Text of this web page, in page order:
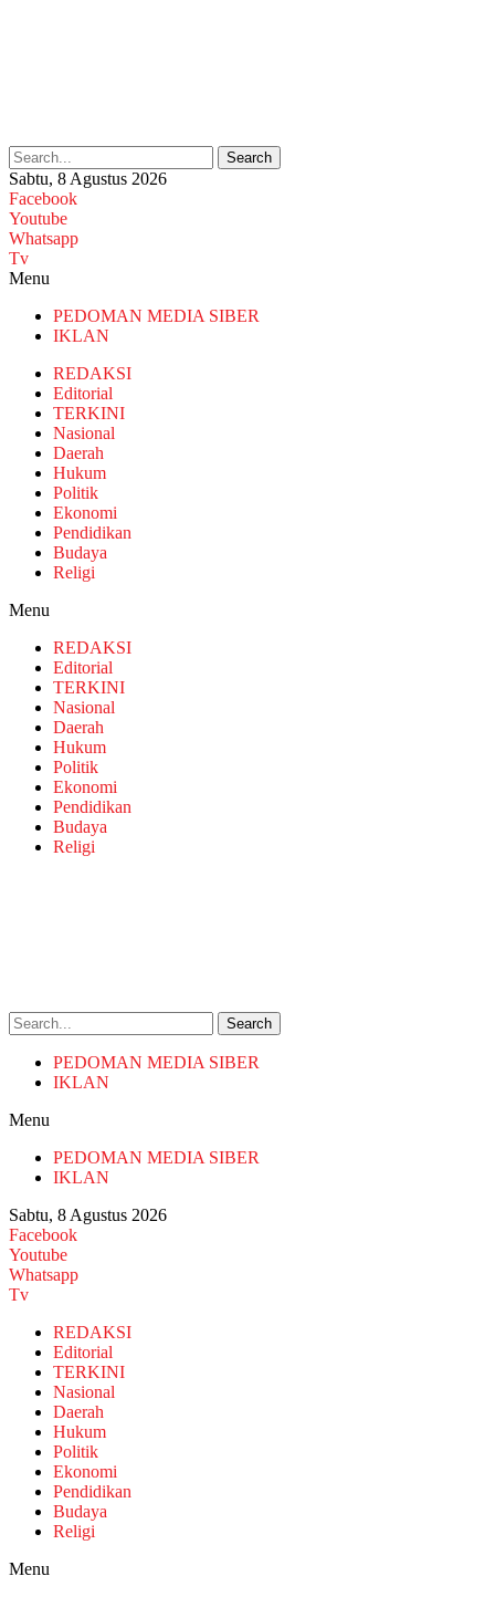
Search
Sabtu, 8 Agustus 2026
Facebook
Youtube
Whatsapp
Tv
Menu
PEDOMAN MEDIA SIBER
IKLAN
REDAKSI
Editorial
TERKINI
Nasional
Daerah
Hukum
Politik
Ekonomi
Pendidikan
Budaya
Religi
Menu
REDAKSI
Editorial
TERKINI
Nasional
Daerah
Hukum
Politik
Ekonomi
Pendidikan
Budaya
Religi
Search
PEDOMAN MEDIA SIBER
IKLAN
Menu
PEDOMAN MEDIA SIBER
IKLAN
Sabtu, 8 Agustus 2026
Facebook
Youtube
Whatsapp
Tv
REDAKSI
Editorial
TERKINI
Nasional
Daerah
Hukum
Politik
Ekonomi
Pendidikan
Budaya
Religi
Menu